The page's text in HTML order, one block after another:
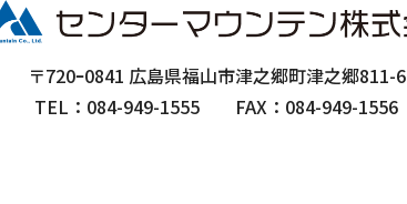
〒720ｰ0841 広島県福山市津之郷町津之郷811-6
TEL：084-949-1555
FAX：084-949-1556